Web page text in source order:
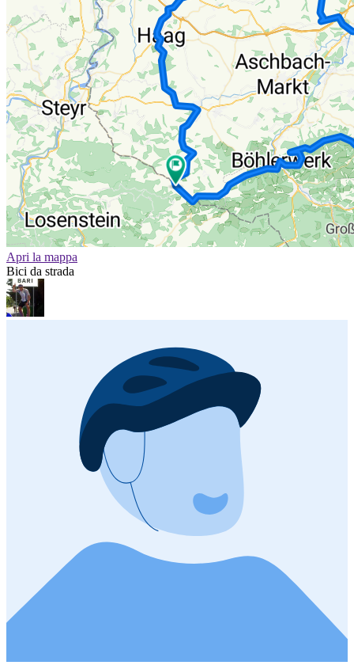
Apri la mappa
Bici da strada